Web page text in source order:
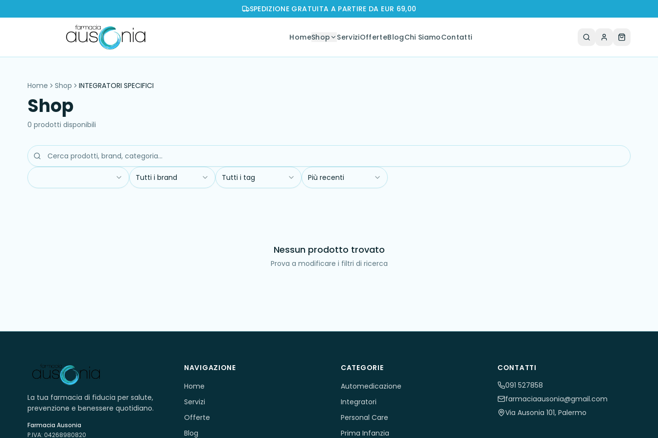
SPEDIZIONE GRATUITA A PARTIRE DA EUR 69,00
HomeShop ServiziOfferteBlogChi SiamoContatti
Home Shop INTEGRATORI SPECIFICI
Shop
0 prodotti disponibili
Tutti i brand Tutti i tag Più recenti
Nessun prodotto trovato
Prova a modificare i filtri di ricerca
La tua farmacia di fiducia per salute,
prevenzione e benessere quotidiano.
Farmacia Ausonia
P.IVA: 04268980820
NAVIGAZIONE
Home
Servizi
Offerte
Blog
CATEGORIE
Automedicazione
Integratori
Personal Care
Prima Infanzia
CONTATTI
091 527858
farmaciaausonia@gmail.com
Via Ausonia 101, Palermo